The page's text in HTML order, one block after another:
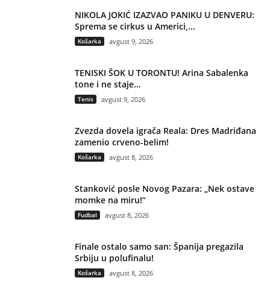
NIKOLA JOKIĆ IZAZVAO PANIKU U DENVERU:
Sprema se cirkus u Americi,...
Košarka avgust 9, 2026
TENISKI ŠOK U TORONTU! Arina Sabalenka
tone i ne staje…
Tenis avgust 9, 2026
Zvezda dovela igrača Reala: Dres Madriđana
zamenio crveno-belim!
Košarka avgust 8, 2026
Stanković posle Novog Pazara: „Nek ostave
momke na miru!“
Fudbal avgust 8, 2026
Finale ostalo samo san: Španija pregazila
Srbiju u polufinalu!
Košarka avgust 8, 2026